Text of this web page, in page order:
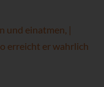
und einatmen, |
erreicht er wahrlich